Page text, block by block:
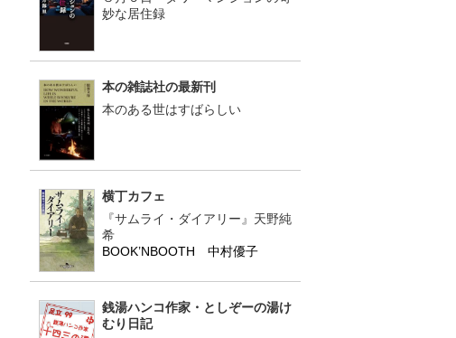
妙な居住録
本の雑誌社の最新刊
本のある世はすばらしい
横丁カフェ
『サムライ・ダイアリー』天野純
希
BOOK’NBOOTH 中村優子
銭湯ハンコ作家・としぞーの湯け
むり日記